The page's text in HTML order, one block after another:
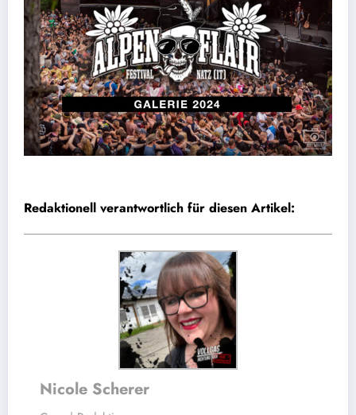
Redaktionell verantwortlich für diesen Artikel:
Nicole Scherer